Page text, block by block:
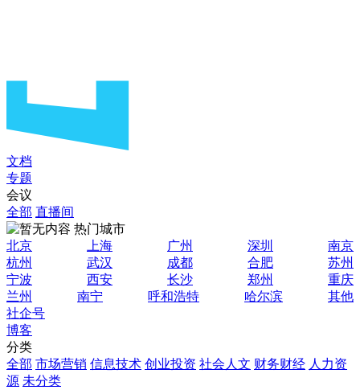
文档
专题
会议
全部 直播间
热门城市
北京
上海 广州 深圳
南京
杭州
武汉 成都 合肥
苏州
宁波
西安 长沙 郑州
重庆
兰州
南宁 呼和浩特 哈尔滨
其他
社企号
博客
分类
全部 市场营销 信息技术 创业投资 社会人文 财务财经 人力资
源 未分类